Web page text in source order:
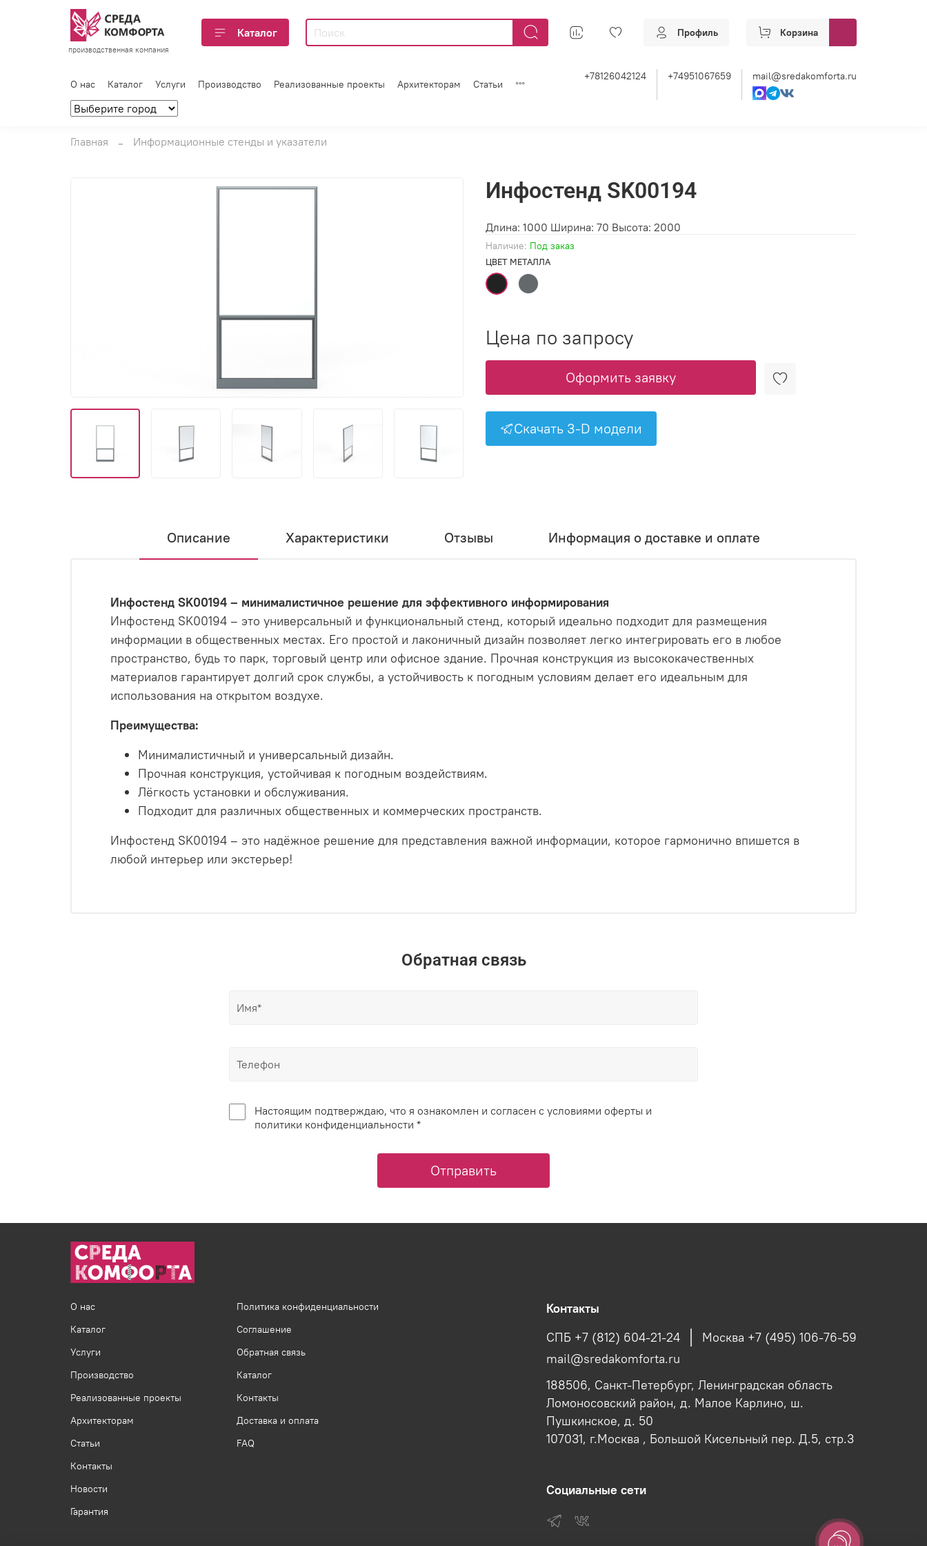
производственная компания
Каталог Профиль Корзина
О нас Каталог Услуги Производство Реализованные проекты Архитекторам Статьи
+78126042124 +74951067659 mail@sredakomforta.ru
Главная Информационные стенды и указатели
Наличие: Под заказ
Инфостенд SK00194
Цена по запросу
Оформить заявку
Скачать 3-D модели
ЦВЕТ МЕТАЛЛА
Длина: 1000 Ширина: 70 Высота: 2000
Описание Характеристики Отзывы Информация о доставке и оплате
Инфостенд SK00194 – минималистичное решение для эффективного информирования
Инфостенд SK00194 – это универсальный и функциональный стенд, который идеально подходит для размещения
информации в общественных местах. Его простой и лаконичный дизайн позволяет легко интегрировать его в любое
пространство, будь то парк, торговый центр или офисное здание. Прочная конструкция из высококачественных
материалов гарантирует долгий срок службы, а устойчивость к погодным условиям делает его идеальным для
использования на открытом воздухе.
Преимущества:
Минималистичный и универсальный дизайн.
Прочная конструкция, устойчивая к погодным воздействиям.
Лёгкость установки и обслуживания.
Подходит для различных общественных и коммерческих пространств.
Инфостенд SK00194 – это надёжное решение для представления важной информации, которое гармонично впишется в
любой интерьер или экстерьер!
Обратная связь
Настоящим подтверждаю, что я ознакомлен и согласен с условиями оферты и
политики конфиденциальности *
Отправить
О нас
Каталог
Услуги
Производство
Реализованные проекты
Архитекторам
Статьи
Контакты
Новости
Гарантия
Политика конфиденциальности
Соглашение
Обратная связь
Каталог
Контакты
Доставка и оплата
FAQ
Контакты
СПБ +7 (812) 604-21-24
Москва +7 (495) 106-76-59
mail@sredakomforta.ru
188506, Санкт-Петербург, Ленинградская область
Ломоносовский район, д. Малое Карлино, ш.
Пушкинское, д. 50
107031, г.Москва , Большой Кисельный пер. Д.5, стр.3
Социальные сети